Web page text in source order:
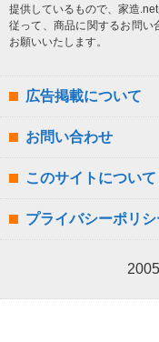
提供しているもので、家造
従って、商品に関するお問い
お願いいたします。
広告掲載について
お問い合わせ
このサイトについて
プライバシーポリシ